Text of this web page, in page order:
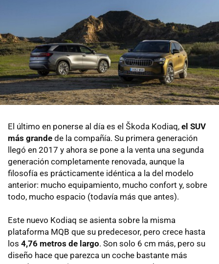
El último en ponerse al día es el Škoda Kodiaq, el SUV
más grande de la compañía. Su primera generación
llegó en 2017 y ahora se pone a la venta una segunda
generación completamente renovada, aunque la
filosofía es prácticamente idéntica a la del modelo
anterior: mucho equipamiento, mucho confort y, sobre
todo, mucho espacio (todavía más que antes).
Este nuevo Kodiaq se asienta sobre la misma
plataforma MQB que su predecesor, pero crece hasta
los 4,76 metros de largo. Son solo 6 cm más, pero su
diseño hace que parezca un coche bastante más